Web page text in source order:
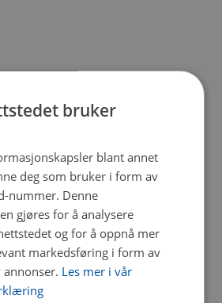
bruker
blant annet
deg som bruker i form av
nummer. Denne
gjøres for å analysere
og for å oppnå mer
markedsføring i form av
Les mer i vår